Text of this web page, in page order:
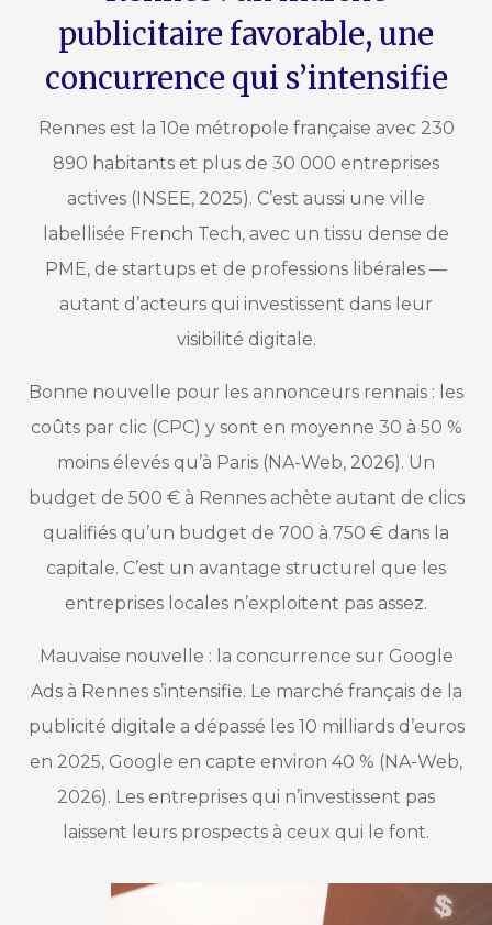
publicitaire favorable, une
concurrence qui s’intensifie
Rennes est la 10e métropole française avec 230
890 habitants et plus de 30 000 entreprises
actives (INSEE, 2025). C’est aussi une ville
labellisée French Tech, avec un tissu dense de
PME, de startups et de professions libérales —
autant d’acteurs qui investissent dans leur
visibilité digitale.
Bonne nouvelle pour les annonceurs rennais : les
coûts par clic (CPC) y sont en moyenne 30 à 50 %
moins élevés qu’à Paris (NA-Web, 2026). Un
budget de 500 € à Rennes achète autant de clics
qualifiés qu’un budget de 700 à 750 € dans la
capitale. C’est un avantage structurel que les
entreprises locales n’exploitent pas assez.
Mauvaise nouvelle : la concurrence sur Google
Ads à Rennes s’intensifie. Le marché français de la
publicité digitale a dépassé les 10 milliards d’euros
en 2025, Google en capte environ 40 % (NA-Web,
2026). Les entreprises qui n’investissent pas
laissent leurs prospects à ceux qui le font.